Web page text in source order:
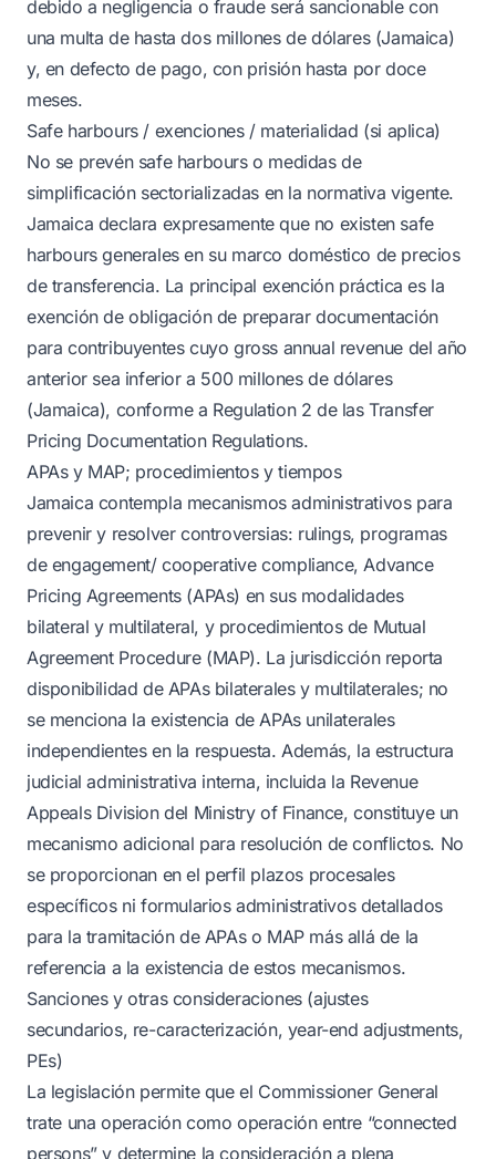
debido a negligencia o fraude será sancionable con
una multa de hasta dos millones de dólares (Jamaica)
y, en defecto de pago, con prisión hasta por doce
meses.
Safe harbours / exenciones / materialidad (si aplica)
No se prevén safe harbours o medidas de
simplificación sectorializadas en la normativa vigente.
Jamaica declara expresamente que no existen safe
harbours generales en su marco doméstico de precios
de transferencia. La principal exención práctica es la
exención de obligación de preparar documentación
para contribuyentes cuyo gross annual revenue del año
anterior sea inferior a 500 millones de dólares
(Jamaica), conforme a Regulation 2 de las Transfer
Pricing Documentation Regulations.
APAs y MAP; procedimientos y tiempos
Jamaica contempla mecanismos administrativos para
prevenir y resolver controversias: rulings, programas
de engagement/ cooperative compliance, Advance
Pricing Agreements (APAs) en sus modalidades
bilateral y multilateral, y procedimientos de Mutual
Agreement Procedure (MAP). La jurisdicción reporta
disponibilidad de APAs bilaterales y multilaterales; no
se menciona la existencia de APAs unilaterales
independientes en la respuesta. Además, la estructura
judicial administrativa interna, incluida la Revenue
Appeals Division del Ministry of Finance, constituye un
mecanismo adicional para resolución de conflictos. No
se proporcionan en el perfil plazos procesales
específicos ni formularios administrativos detallados
para la tramitación de APAs o MAP más allá de la
referencia a la existencia de estos mecanismos.
Sanciones y otras consideraciones (ajustes
secundarios, re-caracterización, year-end adjustments,
PEs)
La legislación permite que el Commissioner General
trate una operación como operación entre “connected
persons” y determine la consideración a plena